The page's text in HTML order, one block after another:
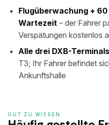
Flugüberwachung +
Wartezeit – der Fahrer
Verspätungen kostenlos
Alle drei DXB-
T3; Ihr Fahrer befindet
Ankunftshalle
GUT ZU WISSEN